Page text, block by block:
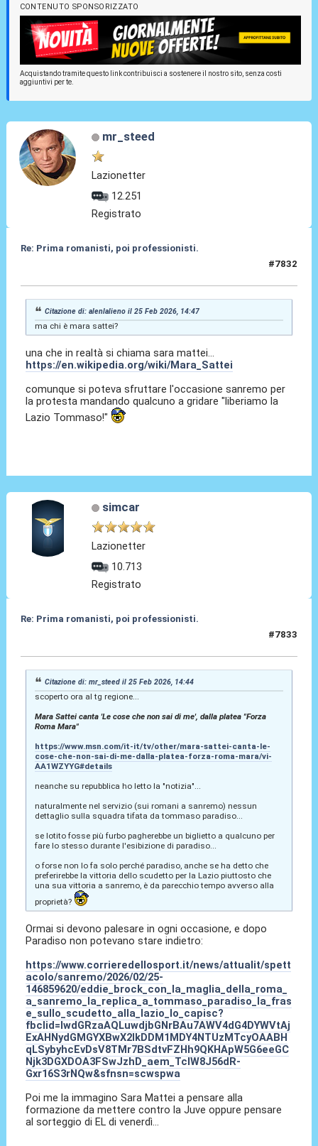
CONTENUTO SPONSORIZZATO
Acquistando tramite questo link contribuisci a sostenere il nostro sito, senza costi
aggiuntivi per te.
mr_steed
Lazionetter
12.251
Registrato
Re: Prima romanisti, poi professionisti.
#7832
Citazione di: alenlalieno il 25 Feb 2026, 14:47
ma chi è mara sattei?
una che in realtà si chiama sara mattei...
https://en.wikipedia.org/wiki/Mara_Sattei
comunque si poteva sfruttare l'occasione sanremo per
la protesta mandando qualcuno a gridare "liberiamo la
Lazio Tommaso!"
simcar
Lazionetter
10.713
Registrato
Re: Prima romanisti, poi professionisti.
#7833
Citazione di: mr_steed il 25 Feb 2026, 14:44
scoperto ora al tg regione...
Mara Sattei canta 'Le cose che non sai di me', dalla platea "Forza
Roma Mara"
https://www.msn.com/it-it/tv/other/mara-sattei-canta-le-
cose-che-non-sai-di-me-dalla-platea-forza-roma-mara/vi-
AA1WZYYG#details
neanche su repubblica ho letto la "notizia"...
naturalmente nel servizio (sui romani a sanremo) nessun
dettaglio sulla squadra tifata da tommaso paradiso...
se lotito fosse più furbo pagherebbe un biglietto a qualcuno per
fare lo stesso durante l'esibizione di paradiso...
o forse non lo fa solo perché paradiso, anche se ha detto che
preferirebbe la vittoria dello scudetto per la Lazio piuttosto che
una sua vittoria a sanremo, è da parecchio tempo avverso alla
proprietà?
Ormai si devono palesare in ogni occasione, e dopo
Paradiso non potevano stare indietro:
https://www.corrieredellosport.it/news/attualit/spett
acolo/sanremo/2026/02/25-
146859620/eddie_brock_con_la_maglia_della_roma_
a_sanremo_la_replica_a_tommaso_paradiso_la_fras
e_sullo_scudetto_alla_lazio_lo_capisc?
fbclid=IwdGRzaAQLuwdjbGNrBAu7AWV4dG4DYWVtAj
ExAHNydGMGYXBwX2lkDDM1MDY4NTUzMTcyOAABH
qLSybyhcEvDsV8TMr7BSdtvFZHh9QKHApW5G6eeGC
Njk3DGXDOA3FSwJzhD_aem_TcIW8J56dR-
Gxr16S3rNQw&sfnsn=scwspwa
Poi me la immagino Sara Mattei a pensare alla
formazione da mettere contro la Juve oppure pensare
al sorteggio di EL di venerdì...